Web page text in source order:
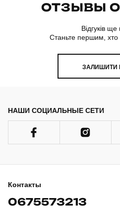
ОТЗЫВЫ О
Відгуків
Станьте першим, хто
ЗАЛИШИТИ
НАШИ СОЦИАЛЬНЫЕ СЕТИ
Контакты
0675573213